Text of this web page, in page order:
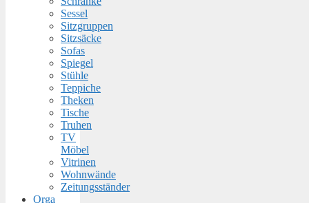
Sessel
Sitzgruppen
Sitzsäcke
Sofas
Spiegel
Stühle
Teppiche
Theken
Tische
Truhen
TV
Möbel
Vitrinen
Wohnwände
Zeitungsständer
Orga